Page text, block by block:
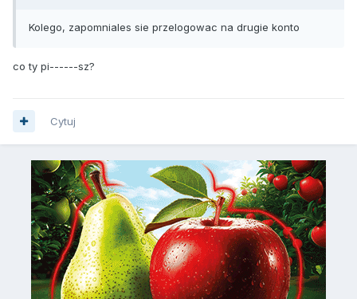
Kolego, zapomniales sie przelogowac na drugie konto
co ty pi------sz?
Cytuj